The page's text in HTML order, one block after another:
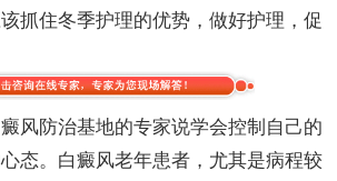
抓住冬季护理的优势，做好护理，促
癜风防治基地的专家说学会控制自己的
态。白癜风老年患者，尤其是病程较